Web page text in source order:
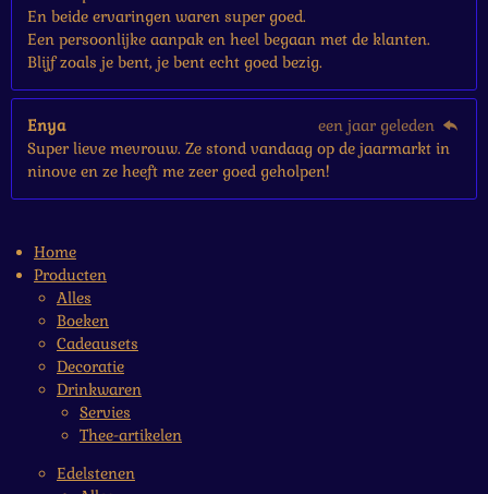
En beide ervaringen waren super goed.
Een persoonlijke aanpak en heel begaan met de klanten.
Blijf zoals je bent, je bent echt goed bezig.
Enya
een jaar geleden
Super lieve mevrouw. Ze stond vandaag op de jaarmarkt in
ninove en ze heeft me zeer goed geholpen!
Home
Producten
Alles
Boeken
Cadeausets
Decoratie
Drinkwaren
Servies
Thee-artikelen
Edelstenen